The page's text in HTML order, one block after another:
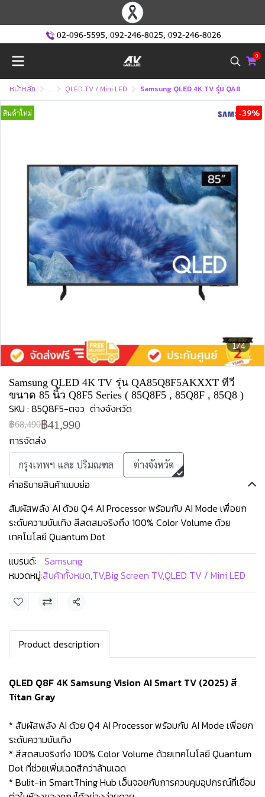
02-096-5595, 092-246-8025, 092-246-8026
0
หน้าหลัก ... QLED TV / Mini LED Samsung QLED 4K TV รุ่น QA85Q8F5AKXXT ทีวีขนาด 85 นิ้ว Q8F5 Series ( 85Q8F5 , 85Q8F , 85Q8 )
1/4
สินค้าใหม่ -39%
Samsung QLED 4K TV รุ่น QA85Q8F5AKXXT ทีวี
ขนาด 85 นิ้ว Q8F5 Series ( 85Q8F5 , 85Q8F , 85Q8 )
SKU : 85Q8F5-ตจว ต่างจังหวัด
฿68,490฿41,990
การจัดส่ง
กรุงเทพฯ และ ปริมณฑล ต่างจังหวัด
คำอธิบายสินค้าแบบย่อ
สัมผัสพลัง AI ด้วย Q4 AI Processor พร้อมกับ AI Mode เพื่อยก
ระดับความบันเทิง สีสดสมจริงถึง 100% Color Volume ด้วย
เทคโนโลยี Quantum Dot
แบรนด์: Samsung
หมวดหมู่:สินค้าทั้งหมด,TV,Big Screen TV,QLED TV / Mini LED
แชร์
Product description
QLED Q8F 4K Samsung Vision AI Smart TV (2025) สี
Titan Gray
* สัมผัสพลัง AI ด้วย Q4 AI Processor พร้อมกับ AI Mode เพื่อยก
ระดับความบันเทิง
* สีสดสมจริงถึง 100% Color Volume ด้วยเทคโนโลยี Quantum
Dot ที่ช่วยเพิ่มเฉดสีกว่าล้านเฉด
* Bulit-in SmartThing Hub เอ็นจอยกับการควบคุมอุปกรณ์ที่เชื่อม